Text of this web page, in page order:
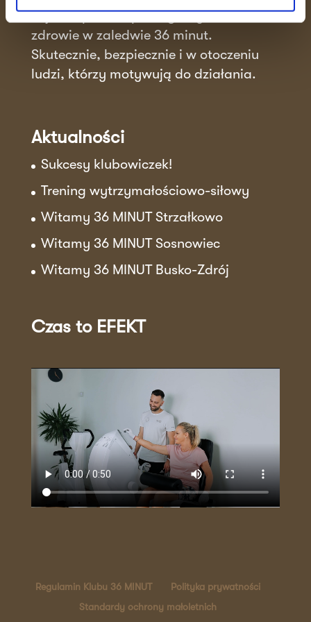
fizjoterapeutów pomagamy Ci dbać o
zdrowie w zaledwie 36 minut.
Skutecznie, bezpiecznie i w otoczeniu
ludzi, którzy motywują do działania.
Aktualności
Sukcesy klubowiczek!
Trening wytrzymałościowo-siłowy
Witamy 36 MINUT Strzałkowo
Witamy 36 MINUT Sosnowiec
Witamy 36 MINUT Busko-Zdrój
Czas to EFEKT
Regulamin Klubu 36 MINUT
Polityka prywatności
Standardy ochrony małoletnich